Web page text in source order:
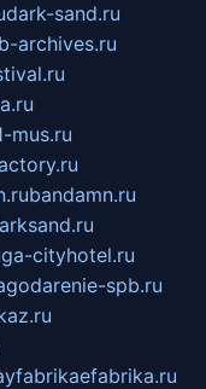
dark-sand.ru
archives.ru
mus.ru
bandamn.ru
cityhotel.ru
spb.ru